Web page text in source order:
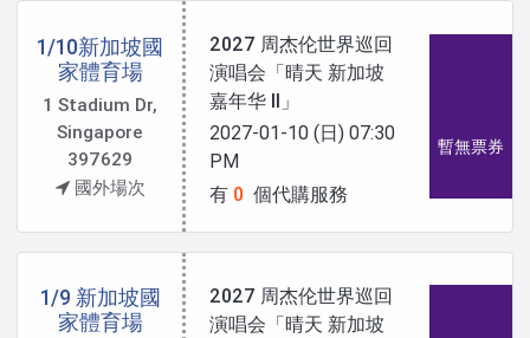
1/10新加坡國
家體育場
1 Stadium Dr,
Singapore
397629
國外場次
2027 周杰伦世界巡回
演唱会「晴天 新加坡
嘉年华 II」
2027-01-10 (日) 07:30
PM
有 0 個代購服務
暫無票券
1/9 新加坡國
家體育場
2027 周杰伦世界巡回
演唱会「晴天 新加坡